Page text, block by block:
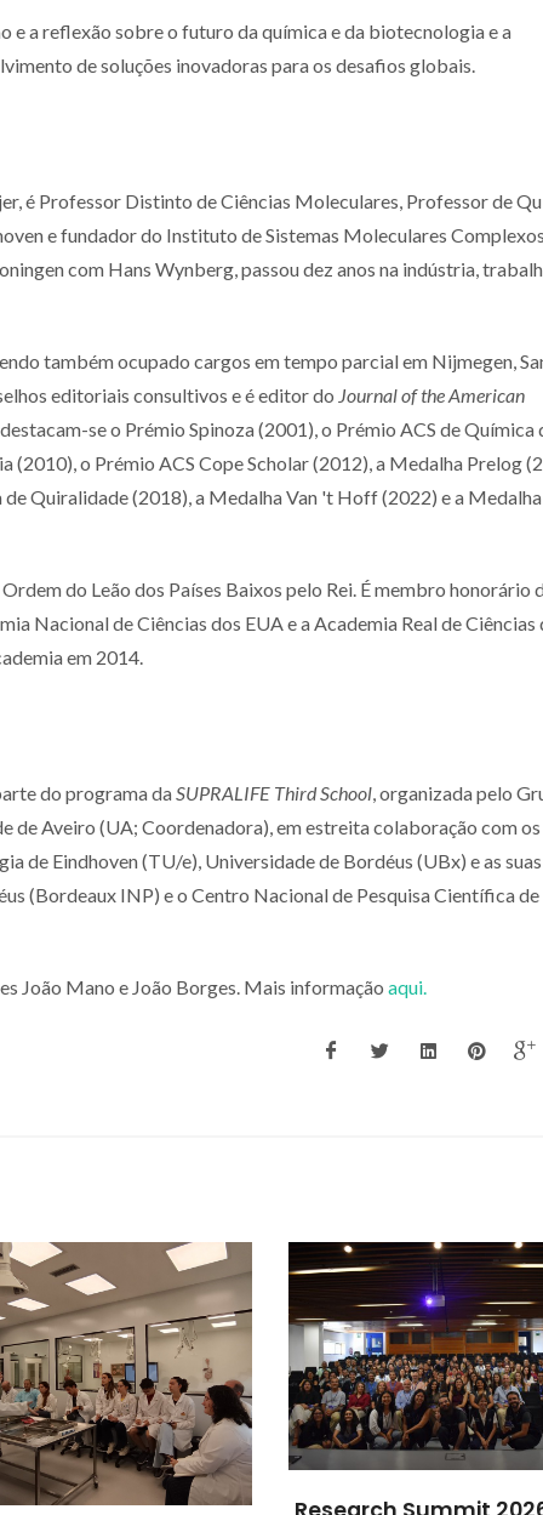
e a reflexão sobre o futuro da química e da biotecnologia e a
de soluções inovadoras para os desafios globais.
é Professor Distinto de Ciências Moleculares, Professor de
e fundador do Instituto de Sistemas Moleculares
com Hans Wynberg, passou dez anos na indústria,
também ocupado cargos em tempo parcial em Nijmegen,
editoriais consultivos e é editor do Journal of the American
se o Prémio Spinoza (2001), o Prémio ACS de Química
o Prémio ACS Cope Scholar (2012), a Medalha Prelog
Quiralidade (2018), a Medalha Van 't Hoff (2022) e a Medalha
do Leão dos Países Baixos pelo Rei. É membro honorário
Nacional de Ciências dos EUA e a Academia Real de Ciências
em 2014.
do programa daSUPRALIFE Third School, organizada pelo
de Aveiro (UA; Coordenadora), em estreita colaboração com os
de Eindhoven (TU/e), Universidade de Bordéus (UBx) e as suas
(Bordeaux INP) e o Centro Nacional de Pesquisa Científica de
João Mano e João Borges. Mais informação aqui.